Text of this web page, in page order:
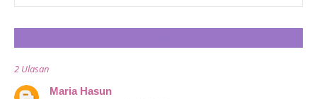
2 Ulasan
Maria Hasun